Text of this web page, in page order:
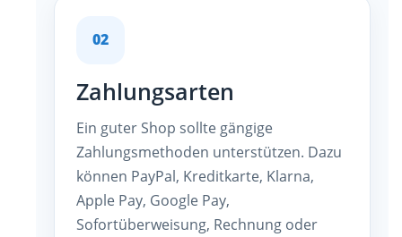
02
Zahlungsarten
Ein guter Shop sollte gängige
Zahlungsmethoden unterstützen. Dazu
können PayPal, Kreditkarte, Klarna,
Apple Pay, Google Pay,
Sofortüberweisung, Rechnung oder